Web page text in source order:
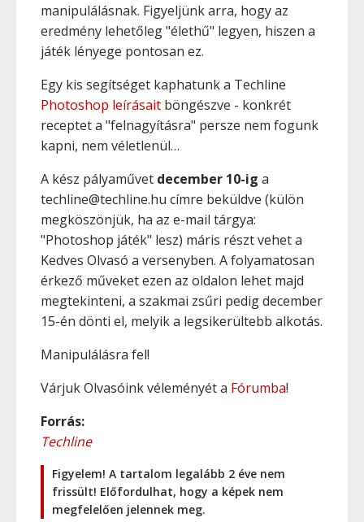
manipulálásnak. Figyeljünk arra, hogy az
eredmény lehetőleg "élethű" legyen, hiszen a
játék lényege pontosan ez.
Egy kis segítséget kaphatunk a Techline
Photoshop leírásait böngészve - konkrét
receptet a "felnagyításra" persze nem fogunk
kapni, nem véletlenül…
A kész pályaművet december 10-ig a
techline@techline.hu címre beküldve (külön
megköszönjük, ha az e-mail tárgya:
"Photoshop játék" lesz) máris részt vehet a
Kedves Olvasó a versenyben. A folyamatosan
érkező műveket ezen az oldalon lehet majd
megtekinteni, a szakmai zsűri pedig december
15-én dönti el, melyik a legsikerültebb alkotás.
Manipulálásra fel!
Várjuk Olvasóink véleményét a Fórumba!
Forrás:
Techline
Figyelem! A tartalom legalább 2 éve nem
frissült! Előfordulhat, hogy a képek nem
megfelelően jelennek meg.